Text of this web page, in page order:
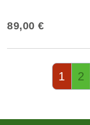
89,00 €
Seite 1 von 14
1 2